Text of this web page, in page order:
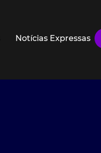
Notícias Expressas